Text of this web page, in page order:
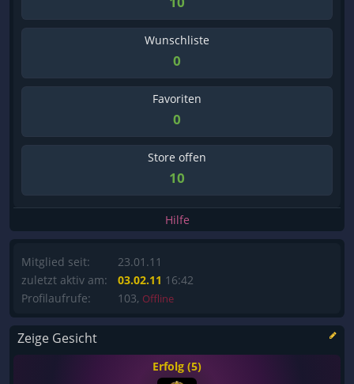
Wunschliste
0
Favoriten
0
Store offen
10
Hilfe
Mitglied seit:
zuletzt aktiv am:
Profilaufrufe:
23.01.11
03.02.11 16:42
103, Offline
Zeige Gesicht
Erfolg (5)